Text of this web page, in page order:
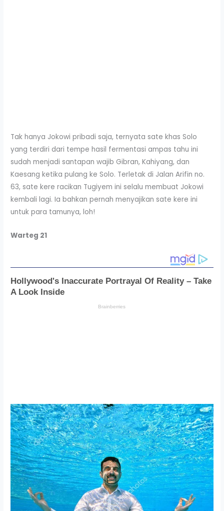
Tak hanya Jokowi pribadi saja, ternyata sate khas Solo
yang terdiri dari tempe hasil fermentasi ampas tahu ini
sudah menjadi santapan wajib Gibran, Kahiyang, dan
Kaesang ketika pulang ke Solo. Terletak di Jalan Arifin no.
63, sate kere racikan Tugiyem ini selalu membuat Jokowi
kembali lagi. Ia bahkan pernah menyajikan sate kere ini
untuk para tamunya, loh!
Warteg 21